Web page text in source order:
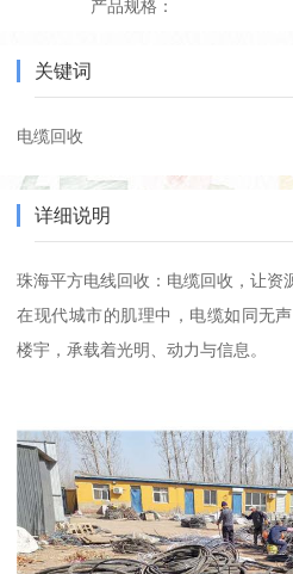
产品规格：
关键词
电缆回收
详细说明
珠海平方电线回收：电缆回收，让资
在现代城市的肌理中，电缆如同无
楼宇，承载着光明、动力与信息。